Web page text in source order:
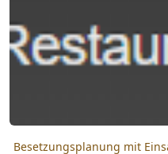
Besetzungsplanung mit